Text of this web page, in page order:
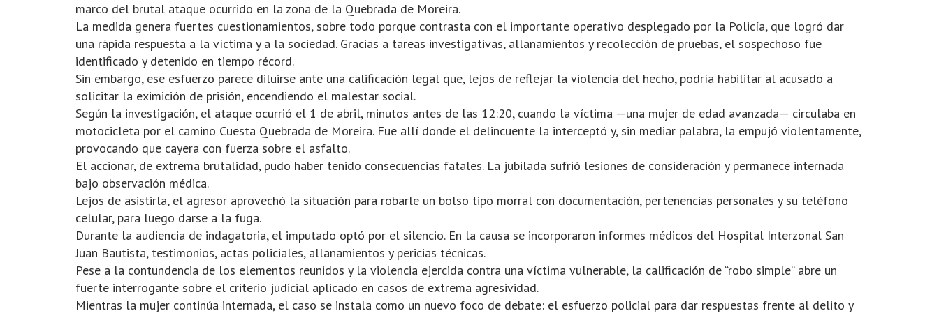
marco del brutal ataque ocurrido en la zona de la Quebrada de Moreira.
La medida genera fuertes cuestionamientos, sobre todo porque contrasta con el importante operativo desplegado por la Policía, que logró dar
una rápida respuesta a la víctima y a la sociedad. Gracias a tareas investigativas, allanamientos y recolección de pruebas, el sospechoso fue
identificado y detenido en tiempo récord.
Sin embargo, ese esfuerzo parece diluirse ante una calificación legal que, lejos de reflejar la violencia del hecho, podría habilitar al acusado a
solicitar la eximición de prisión, encendiendo el malestar social.
Según la investigación, el ataque ocurrió el 1 de abril, minutos antes de las 12:20, cuando la víctima —una mujer de edad avanzada— circulaba en
motocicleta por el camino Cuesta Quebrada de Moreira. Fue allí donde el delincuente la interceptó y, sin mediar palabra, la empujó violentamente,
provocando que cayera con fuerza sobre el asfalto.
El accionar, de extrema brutalidad, pudo haber tenido consecuencias fatales. La jubilada sufrió lesiones de consideración y permanece internada
bajo observación médica.
Lejos de asistirla, el agresor aprovechó la situación para robarle un bolso tipo morral con documentación, pertenencias personales y su teléfono
celular, para luego darse a la fuga.
Durante la audiencia de indagatoria, el imputado optó por el silencio. En la causa se incorporaron informes médicos del Hospital Interzonal San
Juan Bautista, testimonios, actas policiales, allanamientos y pericias técnicas.
Pese a la contundencia de los elementos reunidos y la violencia ejercida contra una víctima vulnerable, la calificación de “robo simple” abre un
fuerte interrogante sobre el criterio judicial aplicado en casos de extrema agresividad.
Mientras la mujer continúa internada, el caso se instala como un nuevo foco de debate: el esfuerzo policial para dar respuestas frente al delito y